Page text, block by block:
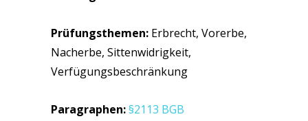
Prüfungsthemen: Erbrecht, Vorerbe,
Nacherbe, Sittenwidrigkeit,
Verfügungsbeschränkung
Paragraphen:§2113 BGB